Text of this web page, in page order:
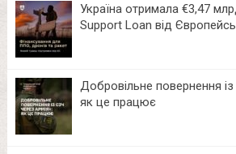
Україна отримала €3,47
Support Loan від
Добровільне повернення
як це працює